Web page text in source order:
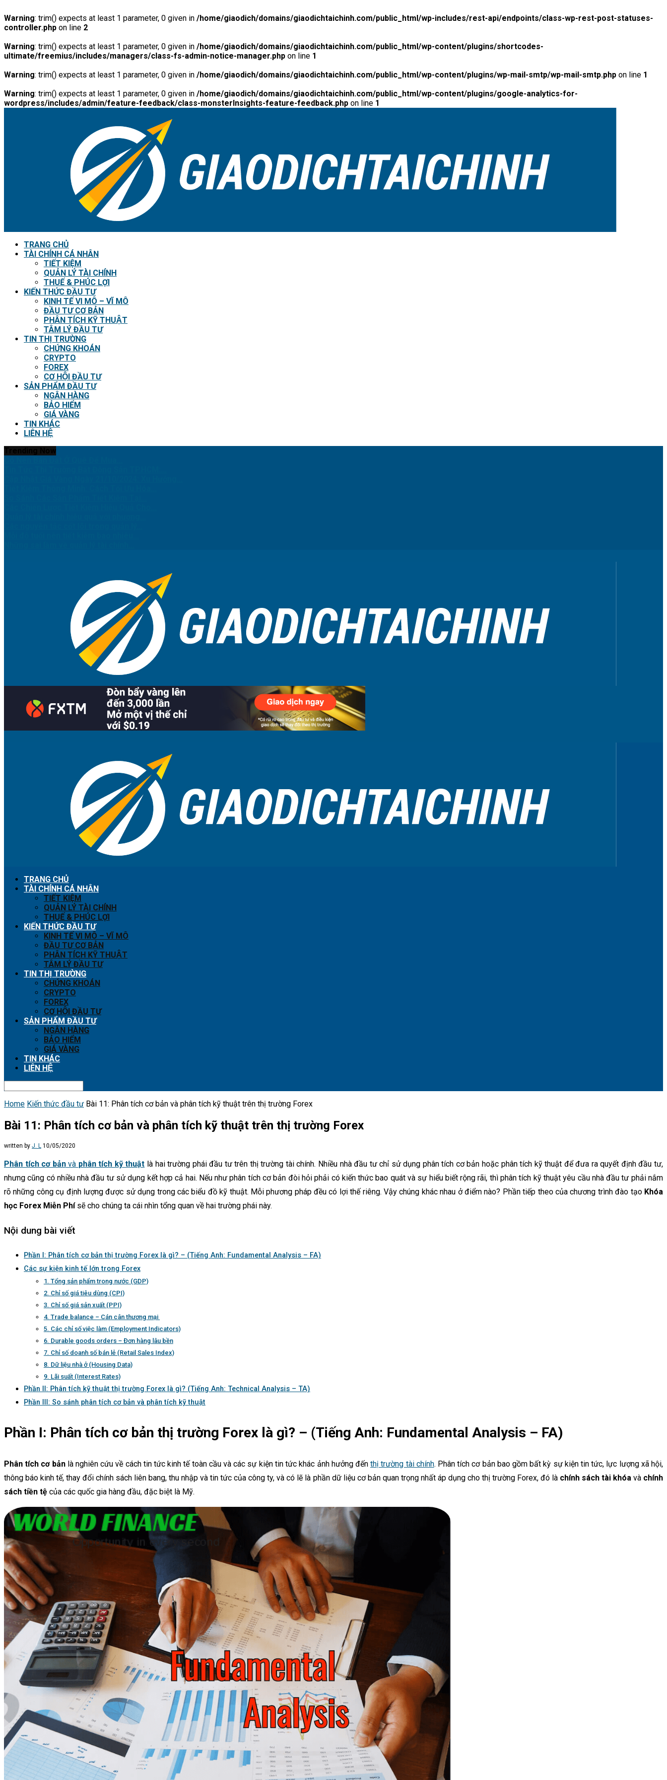
Warning: trim() expects at least 1 parameter, 0 given in /home/giaodich/domains/giaodichtaichinh.com/public_html/wp-includes/rest-api/endpoints/class-wp-rest-post-statuses-
controller.php on line 2
Warning: trim() expects at least 1 parameter, 0 given in /home/giaodich/domains/giaodichtaichinh.com/public_html/wp-content/plugins/shortcodes-
ultimate/freemius/includes/managers/class-fs-admin-notice-manager.php on line 1
Warning: trim() expects at least 1 parameter, 0 given in /home/giaodich/domains/giaodichtaichinh.com/public_html/wp-content/plugins/wp-mail-smtp/wp-mail-smtp.php on line 1
Warning: trim() expects at least 1 parameter, 0 given in /home/giaodich/domains/giaodichtaichinh.com/public_html/wp-content/plugins/google-analytics-for-
wordpress/includes/admin/feature-feedback/class-monsterInsights-feature-feedback.php on line 1
TRANG CHỦ
TÀI CHÍNH CÁ NHÂN
TIẾT KIỆM
QUẢN LÝ TÀI CHÍNH
THUẾ & PHÚC LỢI
KIẾN THỨC ĐẦU TƯ
KINH TẾ VI MÔ – VĨ MÔ
ĐẦU TƯ CƠ BẢN
PHÂN TÍCH KỸ THUẬT
TÂM LÝ ĐẦU TƯ
TIN THỊ TRƯỜNG
CHỨNG KHOÁN
CRYPTO
FOREX
CƠ HỘI ĐẦU TƯ
SẢN PHẨM ĐẦU TƯ
NGÂN HÀNG
BẢO HIỂM
GIÁ VÀNG
TIN KHÁC
LIÊN HỆ
TRANG CHỦ
TÀI CHÍNH CÁ NHÂN
TIẾT KIỆM
QUẢN LÝ TÀI CHÍNH
THUẾ & PHÚC LỢI
KIẾN THỨC ĐẦU TƯ
KINH TẾ VI MÔ – VĨ MÔ
ĐẦU TƯ CƠ BẢN
PHÂN TÍCH KỸ THUẬT
TÂM LÝ ĐẦU TƯ
TIN THỊ TRƯỜNG
CHỨNG KHOÁN
CRYPTO
FOREX
CƠ HỘI ĐẦU TƯ
SẢN PHẨM ĐẦU TƯ
NGÂN HÀNG
BẢO HIỂM
GIÁ VÀNG
TIN KHÁC
LIÊN HỆ
Home Kiến thức đầu tư Bài 11: Phân tích cơ bản và phân tích kỹ thuật trên thị trường Forex
Bài 11: Phân tích cơ bản và phân tích kỹ thuật trên thị trường Forex
written by J. L 10/05/2020
Phân tích cơ bảnvà phân tích kỹ thuật là hai trường phái đầu tư trên thị trường tài chính. Nhiều nhà đầu tư chỉ sử dụng phân tích cơ bản hoặc phân tích kỹ thuật để đưa ra quyết định đầu tư,
nhưng cũng có nhiều nhà đầu tư sử dụng kết hợp cả hai. Nếu như phân tích cơ bản đòi hỏi phải có kiến thức bao quát và sự hiểu biết rộng rãi, thì phân tích kỹ thuật yêu cầu nhà đầu tư phải nắm
rõ những công cụ định lượng được sử dụng trong các biểu đồ kỹ thuật. Mỗi phương pháp đều có lợi thế riêng. Vậy chúng khác nhau ở điểm nào? Phần tiếp theo của chương trình đào tạo Khóa
học Forex Miễn Phísẽ cho chúng ta cái nhìn tổng quan về hai trường phái này.
Nội dung bài viết
Phần I: Phân tích cơ bản thị trường Forex là gì? – (Tiếng Anh: Fundamental Analysis – FA)
Các sự kiện kinh tế lớn trong Forex
1. Tổng sản phẩm trong nước (GDP)
2. Chỉ số giá tiêu dùng (CPI)
3. Chỉ số giá sản xuất (PPI)
4. Trade balance – Cán cân thương mại
5. Các chỉ số việc làm (Employment Indicators)
6. Durable goods orders – Đơn hàng lâu bền
7. Chỉ số doanh số bán lẻ (Retail Sales Index)
8. Dữ liệu nhà ở (Housing Data)
9. Lãi suất (Interest Rates)
Phần II: Phân tích kỹ thuật thị trường Forex là gì? (Tiếng Anh: Technical Analysis – TA)
Phần III: So sánh phân tích cơ bản và phân tích kỹ thuật
Phần I: Phân tích cơ bản thị trường Forex là gì? – (Tiếng Anh: Fundamental Analysis – FA)
Phân tích cơ bảnlà nghiên cứu về cách tin tức kinh tế toàn cầu và các sự kiện tin tức khác ảnh hưởng đếnthị trường tài chính. Phân tích cơ bản bao gồm bất kỳ sự kiện tin tức, lực lượng xã hội,
thông báo kinh tế, thay đổi chính sách liên bang, thu nhập và tin tức của công ty, và có lẽ là phần dữ liệu cơ bản quan trọng nhất áp dụng cho thị trường Forex, đó là chính sách tài khóa và chính
sách tiền tệ của các quốc gia hàng đầu, đặc biệt là Mỹ.